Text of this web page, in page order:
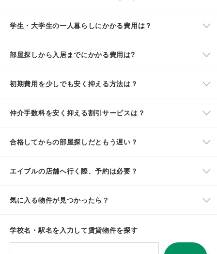
学生・大学生の一人暮らしにかかる費用は？
部屋探しから入居までにかかる費用は?
初期費用を少しでも安く抑える方法は？
仲介手数料を安く抑える割引サービスは？
合格してからの部屋探しだともう遅い？
エイブルの店舗へ行く際、予約は必要？
気に入る物件が見つかったら？
学校名・駅名を入力して賃貸物件を探す